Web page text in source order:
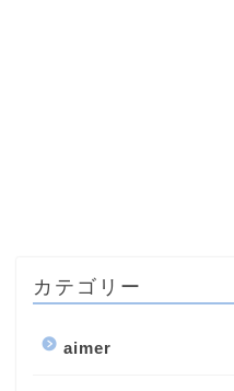
カテゴリー
aimer